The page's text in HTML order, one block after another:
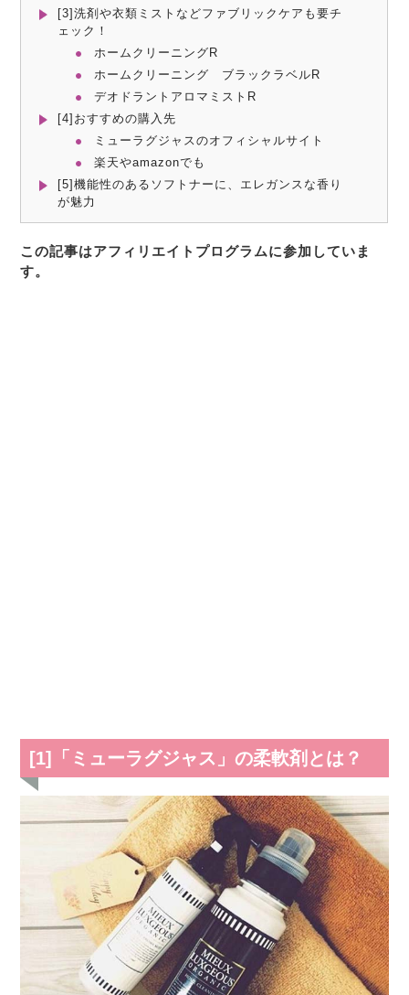
[3]洗剤や衣類ミストなどファブリックケアも要チ
ェック！
ホームクリーニングR
ホームクリーニング ブラックラベルR
デオドラントアロマミストR
[4]おすすめの購入先
ミューラグジャスのオフィシャルサイト
楽天やamazonでも
[5]機能性のあるソフトナーに、エレガンスな香り
が魅力
この記事はアフィリエイトプログラムに参加していま
す。
[1]「ミューラグジャス」の柔軟剤とは？